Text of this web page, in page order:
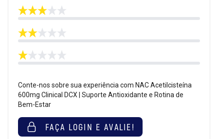
Conte-nos sobre sua experiência com NAC Acetilcisteína
600mg Clinical DCX | Suporte Antioxidante e Rotina de
Bem-Estar
FAÇA LOGIN E AVALIE!